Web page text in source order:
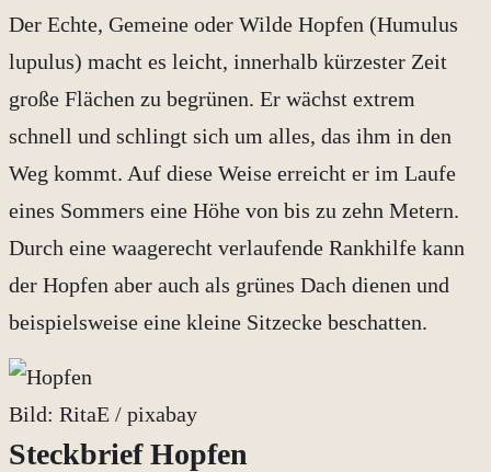
Der Echte, Gemeine oder Wilde Hopfen (Humulus
lupulus) macht es leicht, innerhalb kürzester Zeit
große Flächen zu begrünen. Er wächst extrem
schnell und schlingt sich um alles, das ihm in den
Weg kommt. Auf diese Weise erreicht er im Laufe
eines Sommers eine Höhe von bis zu zehn Metern.
Durch eine waagerecht verlaufende Rankhilfe kann
der Hopfen aber auch als grünes Dach dienen und
beispielsweise eine kleine Sitzecke beschatten.
Bild: RitaE / pixabay
Steckbrief Hopfen